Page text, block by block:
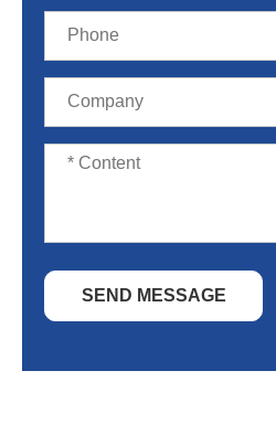
SEND MESSAGE